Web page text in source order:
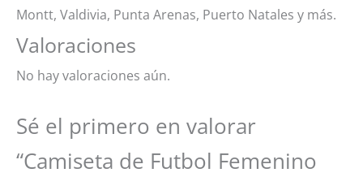
Montt, Valdivia, Punta Arenas, Puerto Natales y más.
Valoraciones
No hay valoraciones aún.
Sé el primero en valorar
“Camiseta de Futbol Femenino